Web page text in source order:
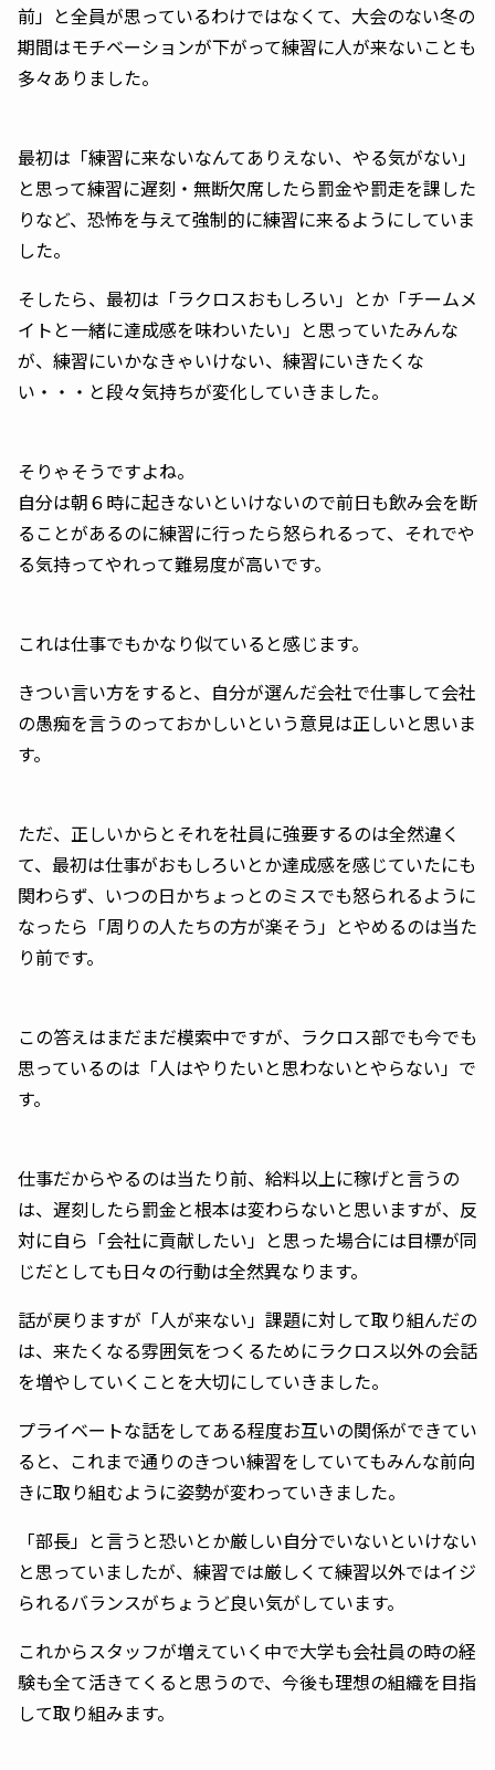
前」と全員が思っているわけではなくて、大会のない冬の
期間はモチベーションが下がって練習に人が来ないことも
多々ありました。
最初は「練習に来ないなんてありえない、やる気がない」
と思って練習に遅刻・無断欠席したら罰金や罰走を課した
りなど、恐怖を与えて強制的に練習に来るようにしていま
した。
そしたら、最初は「ラクロスおもしろい」とか「チームメ
イトと一緒に達成感を味わいたい」と思っていたみんな
が、練習にいかなきゃいけない、練習にいきたくな
い・・・と段々気持ちが変化していきました。
そりゃそうですよね。
自分は朝６時に起きないといけないので前日も飲み会を断
ることがあるのに練習に行ったら怒られるって、それでや
る気持ってやれって難易度が高いです。
これは仕事でもかなり似ていると感じます。
きつい言い方をすると、自分が選んだ会社で仕事して会社
の愚痴を言うのっておかしいという意見は正しいと思いま
す。
ただ、正しいからとそれを社員に強要するのは全然違く
て、最初は仕事がおもしろいとか達成感を感じていたにも
関わらず、いつの日かちょっとのミスでも怒られるように
なったら「周りの人たちの方が楽そう」とやめるのは当た
り前です。
この答えはまだまだ模索中ですが、ラクロス部でも今でも
思っているのは「人はやりたいと思わないとやらない」で
す。
仕事だからやるのは当たり前、給料以上に稼げと言うの
は、遅刻したら罰金と根本は変わらないと思いますが、反
対に自ら「会社に貢献したい」と思った場合には目標が同
じだとしても日々の行動は全然異なります。
話が戻りますが「人が来ない」課題に対して取り組んだの
は、来たくなる雰囲気をつくるためにラクロス以外の会話
を増やしていくことを大切にしていきました。
プライベートな話をしてある程度お互いの関係ができてい
ると、これまで通りのきつい練習をしていてもみんな前向
きに取り組むように姿勢が変わっていきました。
「部長」と言うと恐いとか厳しい自分でいないといけない
と思っていましたが、練習では厳しくて練習以外ではイジ
られるバランスがちょうど良い気がしています。
これからスタッフが増えていく中で大学も会社員の時の経
験も全て活きてくると思うので、今後も理想の組織を目指
して取り組みます。